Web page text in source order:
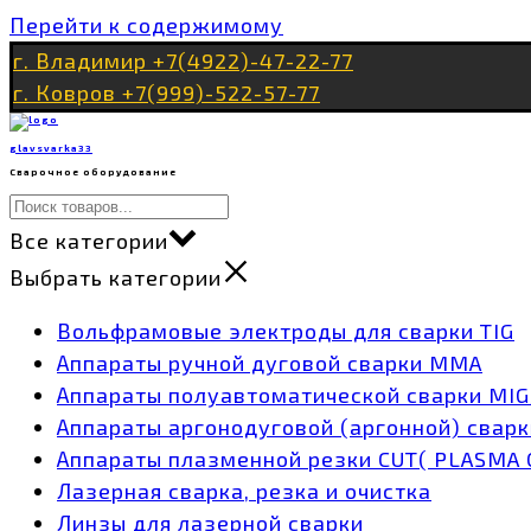
Перейти к содержимому
г. Владимир +7(4922)-47-22-77
г. Ковров +7(999)-522-57-77
glavsvarka33
Сварочное оборудование
Все категории
Выбрать категории
Вольфрамовые электроды для сварки TIG
Аппараты ручной дуговой сварки MMA
Аппараты полуавтоматической сварки
Аппараты аргонодуговой (аргонной)
Аппараты плазменной резки CUT( PLASMA
Лазерная сварка, резка и очистка
Линзы для лазерной сварки